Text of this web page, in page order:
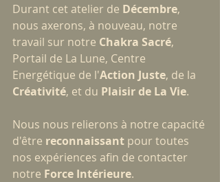
Durant cet atelier de Décembre,
nous axerons, à nouveau, notre
travail sur notre Chakra Sacré,
Portail de La Lune, Centre
Energétique de l'Action Juste, de la
Créativité, et du Plaisir de La Vie.
Nous nous relierons à notre capacité
d'être reconnaissant pour toutes
nos expériences afin de contacter
notre Force Intérieure.